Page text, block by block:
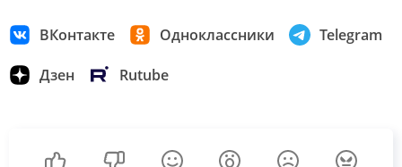
ВКонтакте Одноклассники Telegram
Дзен Rutube